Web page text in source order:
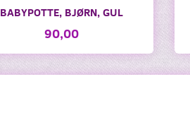
BABYPOTTE, BJØRN, GUL
90,00